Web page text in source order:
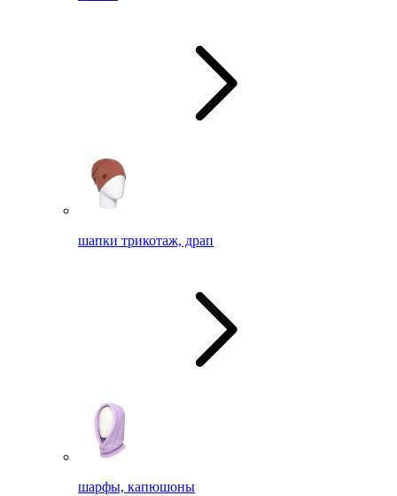
шапки трикотаж, драп
шарфы, капюшоны